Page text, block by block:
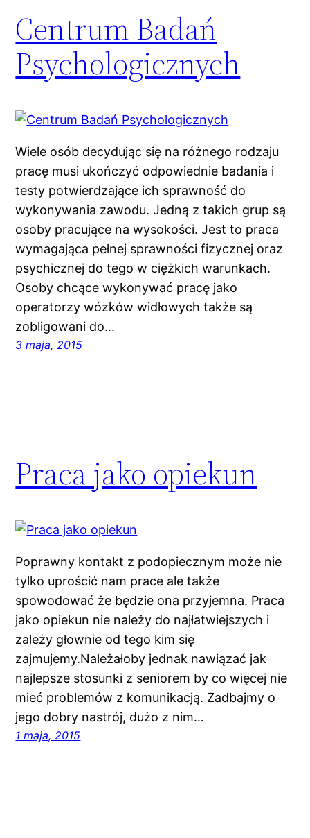
Centrum Badań
Psychologicznych
Wiele osób decydując się na różnego rodzaju
pracę musi ukończyć odpowiednie badania i
testy potwierdzające ich sprawność do
wykonywania zawodu. Jedną z takich grup są
osoby pracujące na wysokości. Jest to praca
wymagająca pełnej sprawności fizycznej oraz
psychicznej do tego w ciężkich warunkach.
Osoby chcące wykonywać pracę jako
operatorzy wózków widłowych także są
zobligowani do…
3 maja, 2015
Praca jako opiekun
Poprawny kontakt z podopiecznym może nie
tylko uprościć nam prace ale także
spowodować że będzie ona przyjemna. Praca
jako opiekun nie należy do najłatwiejszych i
zależy głownie od tego kim się
zajmujemy.Należałoby jednak nawiązać jak
najlepsze stosunki z seniorem by co więcej nie
mieć problemów z komunikacją. Zadbajmy o
jego dobry nastrój, dużo z nim…
1 maja, 2015